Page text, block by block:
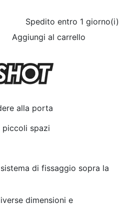
Spedito entro 1 giorno(i)
Aggiungi al carrello
alla porta
piccoli spazi
di fissaggio sopra la
dimensioni e